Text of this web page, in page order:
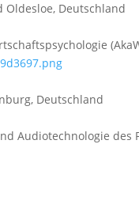
Oldesloe, Deutschland
Deutschland
Audiotechnologie